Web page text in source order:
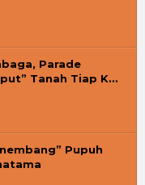
Parade
Tanah Tiap K…
Pupuh